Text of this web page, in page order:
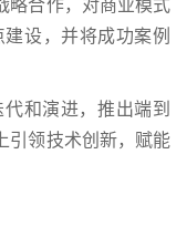
略合作，对商业模式
设，并将成功案例
和演进，推出端到
引领技术创新，赋能